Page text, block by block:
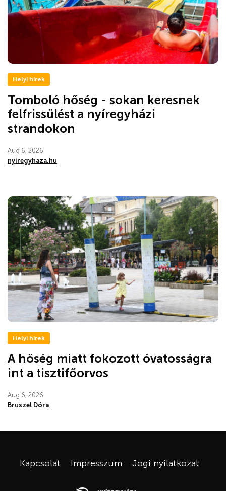
Helyi hírek
Tomboló hőség - sokan keresnek
felfrissülést a nyíregyházi
strandokon
Aug 6, 2026
nyiregyhaza.hu
Helyi hírek
A hőség miatt fokozott óvatosságra
int a tisztifőorvos
Aug 6, 2026
Bruszel Dóra
Kapcsolat Impresszum Jogi nyilatkozat